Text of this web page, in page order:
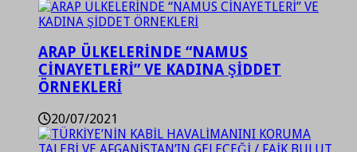
ARAP ÜLKELERİNDE “NAMUS
CİNAYETLERİ” VE KADINA ŞİDDET
ÖRNEKLERİ
20/07/2021